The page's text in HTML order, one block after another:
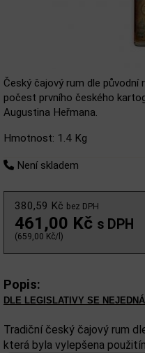
Český čajový rum dle
počest prvního českého
Augustina Heřmana.
Hmotnost: 1.4 Kg
Není skladem
380,59 Kč bez DPH
461,00 Kč s DPH
(659,00 Kč/l)
Popis:
DLE LEGISLATIVY SE
Tradiční český čajový rum
která byla vylepšena